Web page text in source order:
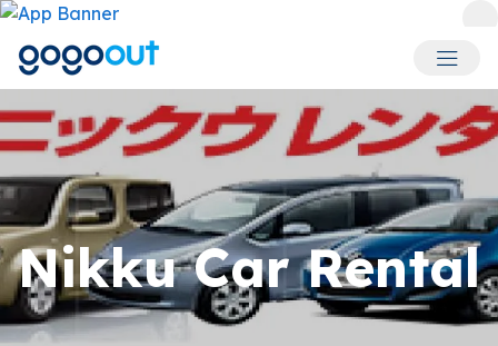
회원 메
Nikku Car Rental